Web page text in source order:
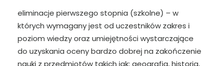
eliminacje pierwszego stopnia (szkolne) – w
których wymagany jest od uczestników zakres i
poziom wiedzy oraz umiejętności wystarczające
do uzyskania oceny bardzo dobrej na zakończenie
nauki z przedmiotów takich jak: geografia, historia,